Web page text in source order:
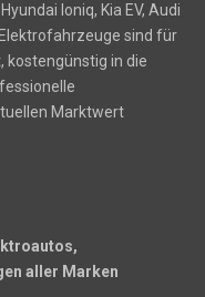
Ioniq, Kia EV, Audi
sind für
kostengünstig in die
Marktwert
aller Marken